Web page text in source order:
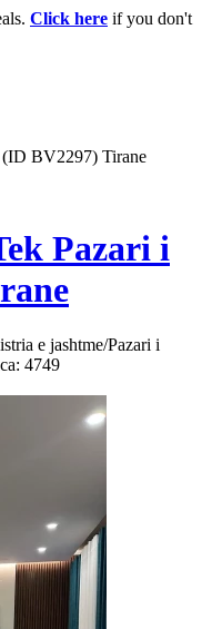
Click here if you don't
(ID BV2297) Tirane
Pazari i
e jashtme/Pazari i
4749